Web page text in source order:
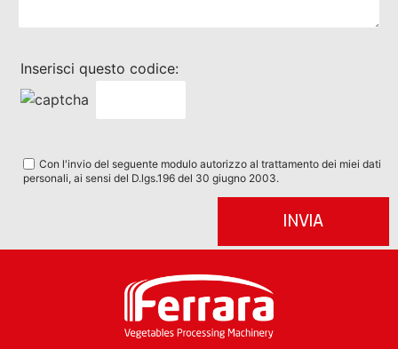
Inserisci questo codice:
Con l'invio del seguente modulo autorizzo al trattamento dei miei dati
personali, ai sensi del D.lgs.196 del 30 giugno 2003.